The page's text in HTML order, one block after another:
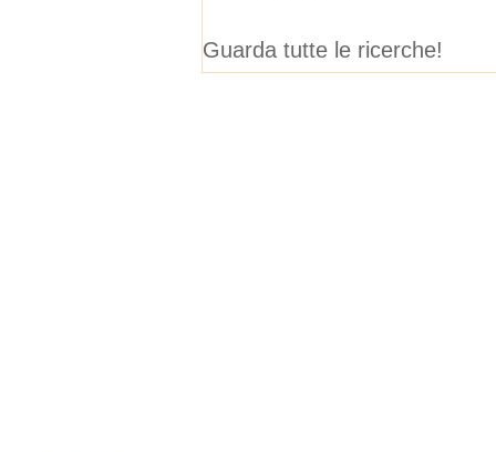
Guarda tutte le ricerche!